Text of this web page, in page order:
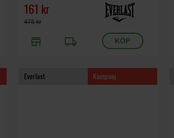
161 kr
475 kr
store local_shipping
Everlast Kampanj